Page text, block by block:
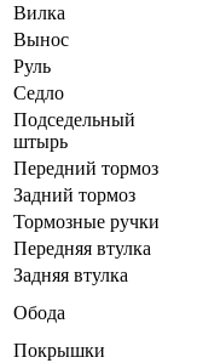
Вилка
Вынос
Руль
Седло
Подседельный
штырь
Передний тормоз
Задний тормоз
Тормозные ручки
Передняя втулка
Задняя втулка
Обода
Покрышки